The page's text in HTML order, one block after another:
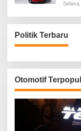
Politik Terbaru
Otomotif